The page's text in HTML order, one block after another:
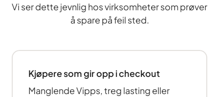
Vi ser dette jevnlig hos virksomheter som prøver
å spare på feil sted.
Kjøpere som gir opp i checkout
Manglende Vipps, treg lasting eller